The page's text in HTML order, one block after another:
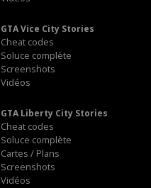
GTA Vice City Stories
Cheat codes
Soluce complète
Screenshots
Vidéos
GTA Liberty City Stories
Cheat codes
Soluce complète
Cartes / Plans
Screenshots
Vidéos